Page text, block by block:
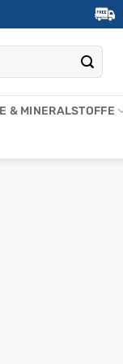
& MINERALSTOFFE